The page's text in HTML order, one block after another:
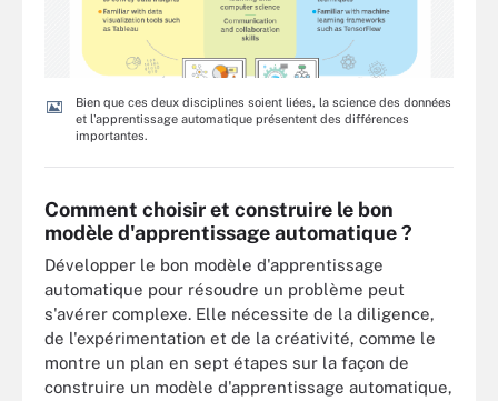
Bien que ces deux disciplines soient liées, la science des données
et l'apprentissage automatique présentent des différences
importantes.
Comment choisir et construire le bon
modèle d'apprentissage automatique ?
Développer le bon modèle d'apprentissage
automatique pour résoudre un problème peut
s'avérer complexe. Elle nécessite de la diligence,
de l'expérimentation et de la créativité, comme le
montre un plan en sept étapes sur la façon de
construire un modèle d'apprentissage automatique,